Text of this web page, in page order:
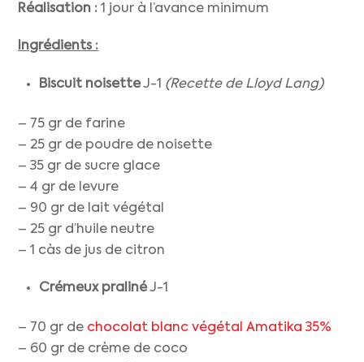
Réalisation : 1 jour à l’avance minimum
Ingrédients :
Biscuit noisetteJ-1 (Recette de Lloyd Lang)
– 75 gr de farine
– 25 gr de poudre de noisette
– 35 gr de sucre glace
– 4 gr de levure
– 90 gr de lait végétal
– 25 gr d’huile neutre
– 1 càs de jus de citron
Crémeux pralinéJ-1
– 70 gr de chocolat blanc végétal Amatika 35%
– 60 gr de crème de coco